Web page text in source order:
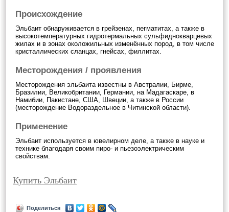
Происхождение
Эльбаит обнаруживается в грейзенах, пегматитах, а также в
высокотемпературных гидротермальных сульфиднокварцевых
жилах и в зонах околожильных изменённых пород, в том числе
кристаллических сланцах, гнейсах, филлитах.
Месторождения / проявления
Месторождения эльбаита известны в Австралии, Бирме,
Бразилии, Великобритании, Германии, на Мадагаскаре, в
Намибии, Пакистане, США, Швеции, а также в России
(месторождение Водораздельное в Читинской области).
Применение
Эльбаит используется в ювелирном деле, а также в науке и
технике благодаря своим пиро- и пьезоэлектрическим
свойствам.
Купить Эльбаит
Поделиться